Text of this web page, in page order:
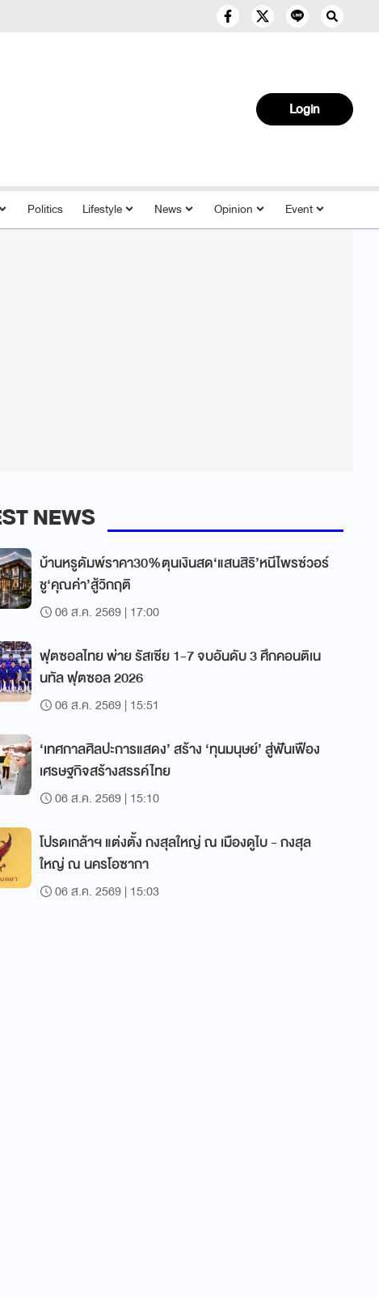
Login
Politics Lifestyle News Opinion Event
NEWS
บ้านหรูดัมพ์ราคา30%ตุนเงินสด‘แสนสิริ’หนีไพรซ์วอร์
ชู‘คุณค่า’สู้วิกฤติ
06 ส.ค. 2569 | 17:00
ฟุตซอลไทย พ่าย รัสเซีย 1-7 จบอันดับ 3 ศึกคอนติเน
นทัล ฟุตซอล 2026
06 ส.ค. 2569 | 15:51
‘เทศกาลศิลปะการแสดง’ สร้าง ‘ทุนมนุษย์’ สู่ฟันเฟือง
เศรษฐกิจสร้างสรรค์ไทย
06 ส.ค. 2569 | 15:10
โปรดเกล้าฯ แต่งตั้ง กงสุลใหญ่ ณ เมืองดูไบ - กงสุล
ใหญ่ ณ นครโอซากา
06 ส.ค. 2569 | 15:03